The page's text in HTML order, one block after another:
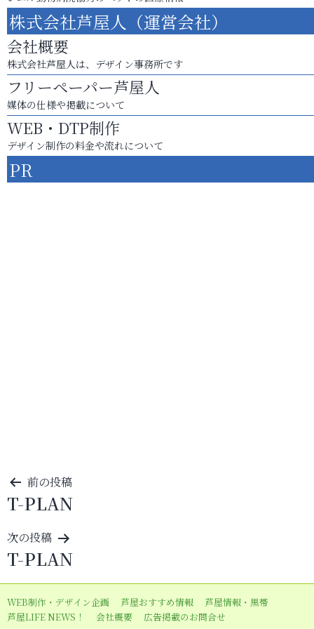
株式会社芦屋人（運営会社）
会社概要
株式会社芦屋人は、デザイン事務所です
フリーペーパー芦屋人
媒体の仕様や掲載について
WEB・DTP制作
デザイン制作の料金や流れについて
PR
投
稿
ナ
ビ
ゲ
ー
シ
前の投稿
T-PLAN
次の投稿
T-PLAN
WEB制作・デザイン企画 芦屋おすすめ情報
芦屋情報・黒帯
芦屋LIFE NEWS！
会社概要 広告掲載のお問合せ